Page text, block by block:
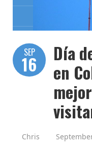
SEP
16
Día
en
Chris